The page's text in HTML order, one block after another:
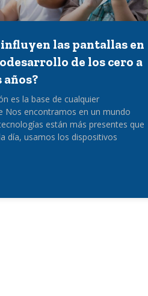
influyen las pantallas en
de los cero a
es la base de cualquier
Nos encontramos en un mundo
están más presentes que
día, usamos los dispositivos